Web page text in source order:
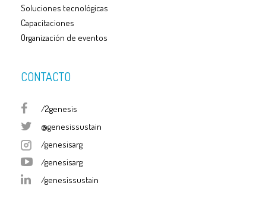
Soluciones tecnológicas
Capacitaciones
Organización de eventos
CONTACTO
/2genesis
@genesissustain
/genesisarg
/genesisarg
/genesissustain